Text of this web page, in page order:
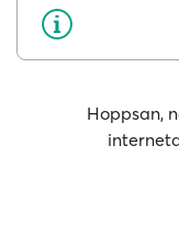
Hoppsan,